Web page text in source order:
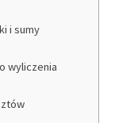
i sumy
wyliczenia